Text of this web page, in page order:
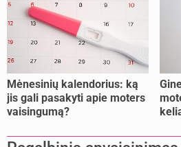
Mėnesinių kalendorius: ką
jis gali pasakyti apie moters
vaisingumą?